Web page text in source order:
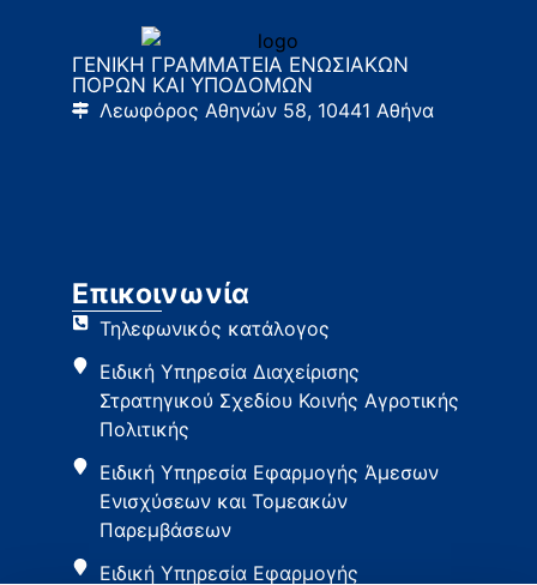
ΓΕΝΙΚΗ ΓΡΑΜΜΑΤΕΙΑ ΕΝΩΣΙΑΚΩΝ
ΠΟΡΩΝ ΚΑΙ ΥΠΟΔΟΜΩΝ
Λεωφόρος Αθηνών 58, 10441 Αθήνα
Επικοινωνία
Τηλεφωνικός κατάλογος
Ειδική Υπηρεσία Διαχείρισης
Στρατηγικού Σχεδίου Κοινής Αγροτικής
Πολιτικής
Ειδική Υπηρεσία Εφαρμογής Άμεσων
Ενισχύσεων και Τομεακών
Παρεμβάσεων
Ειδική Υπηρεσία Εφαρμογής